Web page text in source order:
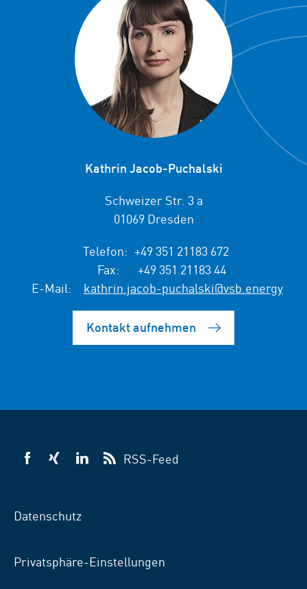
Kathrin Jacob-Puchalski
Schweizer Str. 3 a
01069 Dresden
Telefon: +49 351 21183 672
Fax:
+49 351 21183 44
E-Mail:
kathrin.jacob-puchalski@vsb.energy
Kontakt aufnehmen
VSB
VSB
VSB
RSS-Feed
Datenschutz
Privatsphäre-Einstellungen